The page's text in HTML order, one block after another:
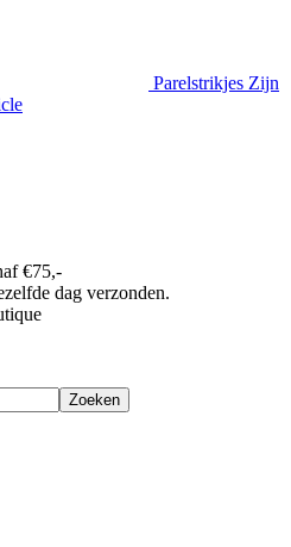
Parelstrikjes Zijn
€75,-
dag verzonden.
Zoeken